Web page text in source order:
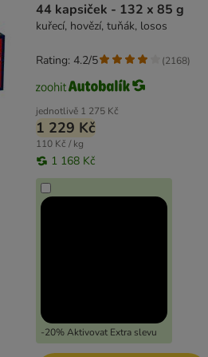
44 kapsiček - 132 x 85 g
kuřecí, hovězí, tuňák, losos
jednotlivě 1 275 Kč
1 229 Kč
110 Kč / kg
1 168 Kč
-20% Aktivovat Extra slevu
Rating: 4.2/5 (2168)